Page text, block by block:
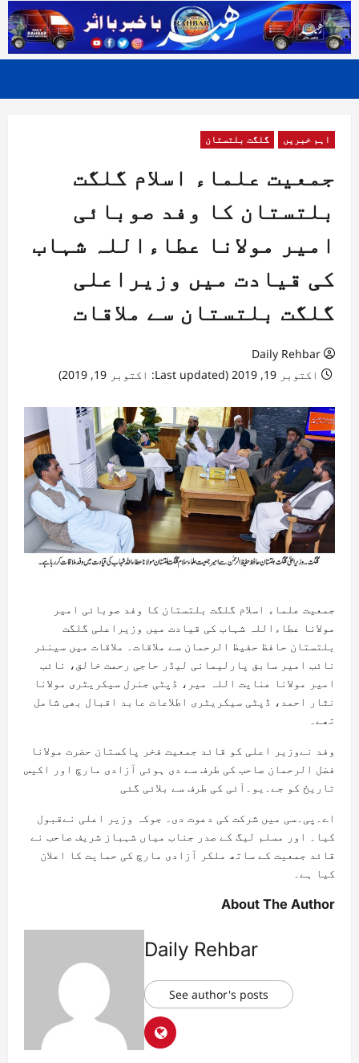
اہم خبریں گلگت بلتستان
جمعیت علماء اسلام گلگت
بلتستان کا وفد صوبائی
امیر مولانا عطاءاللہ شہاب
کی قیادت میں وزیراعلی
گلگت بلتستان سے ملاقات
Daily Rehbar
اکتوبر 19, 2019 (Last updated: اکتوبر 19, 2019)
جمعیت علماء اسلام گلگت بلتستان کا وفد صوبائی امیر
مولانا عطاءاللہ شہاب کی قیادت میں وزیراعلی گلگت
بلتستان حافظ حفیظ الرحمان سے ملاقات۔ ملاقات میں سینئر
نائب امیر سابق پارلیمانی لیڈر حاجی رحمت خالق، نائب
امیر مولانا عنایت اللہ میر، ڈپٹی جنرل سیکریٹری مولانا
نثار احمد، ڈپٹی سیکریٹری اطلاعات عابد اقبال بھی شامل
تھے۔
وفد نےوزیر اعلی کو قائد جمعیت فخر پاکستان حضرت مولانا
فضل الرحمان صاحب کی طرف سے دی ہوئی آزادی مارچ اور اکیس
تاریخ کو جے۔یو۔آئی کی طرف سے بلائی گئی
اے۔پی۔سی میں شرکت کی دعوت دی۔ جوکہ وزیر اعلی نےقبول
کیا۔ اور مسلم لیگ کے صدر جناب میاں شہباز شریف صاحب نے
قائد جمعیت کے ساتھ ملکر آزادی مارچ کی حمایت کا اعلان
کیا ہے۔
About The Author
Daily Rehbar
See author's posts